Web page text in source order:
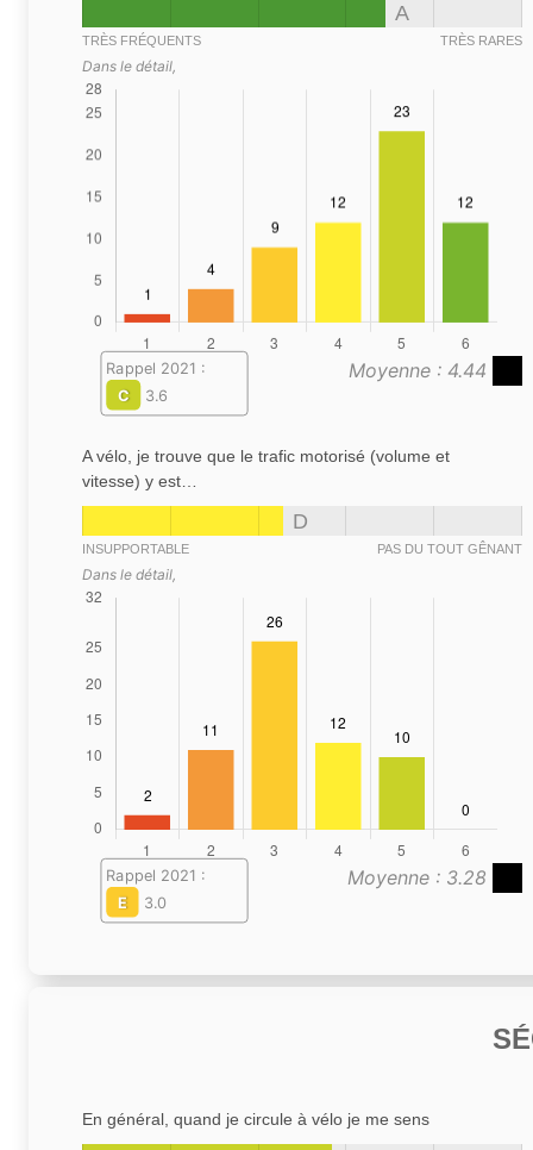
A
TRÈS FRÉQUENTS TRÈS RARES
Dans le détail,
Moyenne : 4.44
Rappel 2021 :
C
3.6
A vélo, je trouve que le trafic motorisé (volume et
vitesse) y est…
D
INSUPPORTABLE PAS DU TOUT GÊNANT
Dans le détail,
Moyenne : 3.28
Rappel 2021 :
E
3.0
En général, quand je circule à vélo je me sens